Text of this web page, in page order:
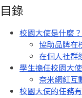
目錄
校園大使是什麼？
協助品牌在
在個人社群
學生擔任校園大
奈米網紅互
校園大使的任務